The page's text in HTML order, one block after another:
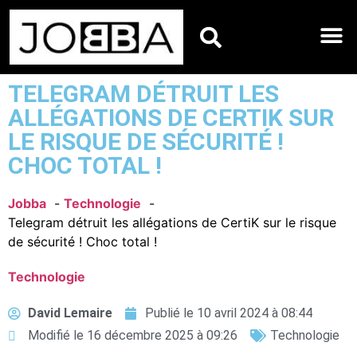
TELEGRAM DÉTRUIT LES
ALLÉGATIONS DE CERTIK SUR
LE RISQUE DE SÉCURITÉ !
CHOC TOTAL !
Jobba
Technologie
Telegram détruit les allégations de CertiK sur le risque
de sécurité ! Choc total !
Technologie
David Lemaire Publié le 10 avril 2024 à 08:44
Modifié le 16 décembre 2025 à 09:26
Technologie